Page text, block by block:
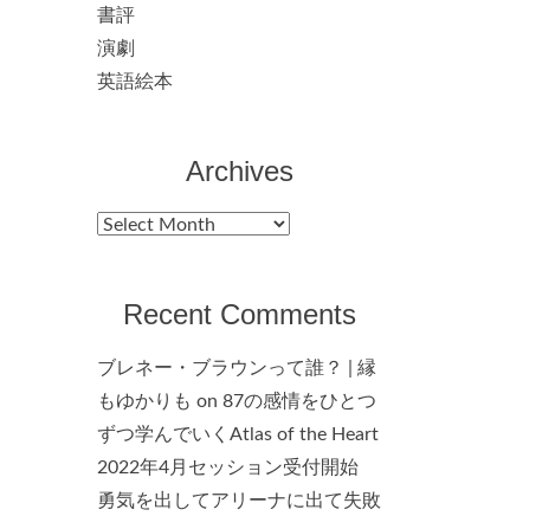
書評
演劇
英語絵本
Archives
Archives
Recent Comments
ブレネー・ブラウンって誰？ | 縁
もゆかりも on 87の感情をひとつ
ずつ学んでいくAtlas of the Heart
2022年4月セッション受付開始
勇気を出してアリーナに出て失敗